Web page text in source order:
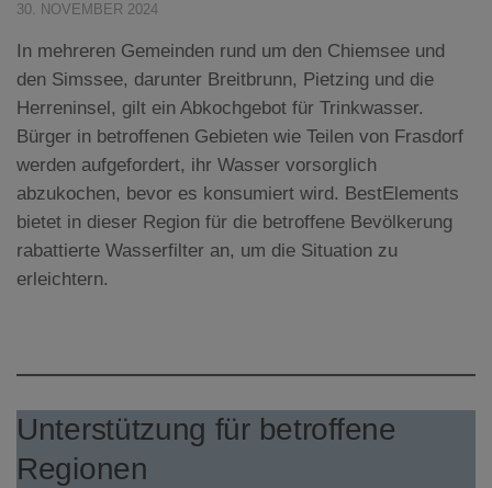
30. NOVEMBER 2024
In mehreren Gemeinden rund um den Chiemsee und
den Simssee, darunter Breitbrunn, Pietzing und die
Herreninsel, gilt ein Abkochgebot für Trinkwasser.
Bürger in betroffenen Gebieten wie Teilen von Frasdorf
werden aufgefordert, ihr Wasser vorsorglich
abzukochen, bevor es konsumiert wird. BestElements
bietet in dieser Region für die betroffene Bevölkerung
rabattierte Wasserfilter an, um die Situation zu
erleichtern.
Unterstützung für betroffene
Regionen